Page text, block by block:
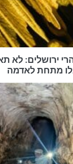
ירושלים: לא
מתחת לאדמה